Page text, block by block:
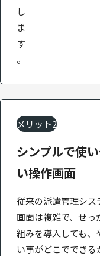
し
ま
す
。
メリット2
シンプルで使
い操作画面
従来の派遣管理シス
画面は複雑で、せっ
組みを導入しても、
い事がどこでできる